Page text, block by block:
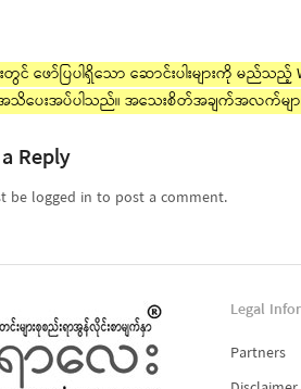
င် ဖော်ပြပါရှိသော ဆောင်းပါးများကို မည်သည့်
အသိပေးအပ်ပါသည်။ အသေးစိတ်အချက်အလက်မျ
Reply
be logged in to post a comment.
Legal
Partners